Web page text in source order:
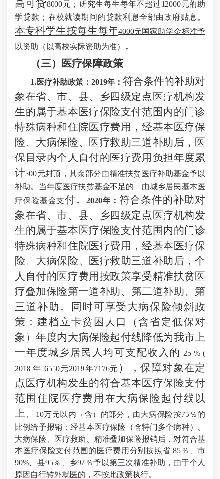
高可贷8000元；研究生每生每年不超过12000元的助
学贷款；在校就读期间的贷款利息全部由政府贴息。
本专科学生按每生每年4000元国家助学金标准予
以资助（以高校实际资助为准）
。
（三）医疗保障政策
1.医疗补助政策：2019年： 符合条件的补助对
象在省、市、县、乡四级定点医疗机构发
生的属于基本医疗保险支付范围内的门诊
特殊病种和住院医疗费用，经基本医疗保
险、大病保险、医疗救助三道补助后，医
保目录内个人自付的医疗费用负担年度累
计300元封顶，其余部分由精准扶贫医疗补助基金予以
补助。当年度医疗扶贫基金不足的，由城乡居民基本医
疗保险基金支付。 2020年： 符合条件的补助对
象在省、市、县、乡四级定点医疗机构发
生的属于基本医疗保险支付范围内的门诊
特殊病种和住院医疗费用，经基本医疗保
险、大病保险、医疗救助三道补助后，个
人自付的医疗费用按政策享受精准扶贫医
疗叠加保险第一道补助、 第二道补助、第
三道补助 。同时可享受大病保险倾斜政
策：建档立卡贫困人口（含省定低保对
象）年度内大病保险起付线降低为我市上
一年度城乡居民人均可支配收入的 25 % (
2018 年 6550元2019年7176元 ），保障对象在定
点医疗机构发生的符合基本医疗保险支付
范围住院医疗费用在大病保险起付线以
上、
10万元以内（含）的部分，由大病保险按75％的
比例给予报销；经基本医疗保险（含特门多个病种）、
大病保险、医疗救助、精准叠加保险报销后，对符合基
本医疗保险支付范围的医疗费用分别按照省 85％、市
90%、县95％、乡97％予以第三次精准补助，由于个人
原因自行转外就医的，不按此政策执行。